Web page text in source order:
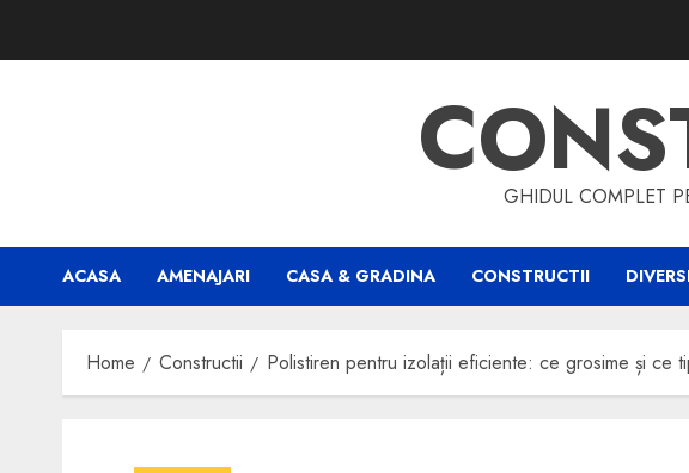
GHIDUL COMPLET
ACASA AMENAJARI CASA & GRADINA CONSTRUCTII
Home Constructii Polistiren pentru izolații eficiente: ce grosime și ce